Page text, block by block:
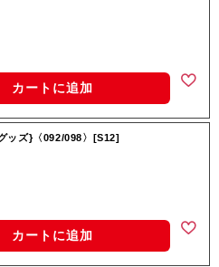
カートに追加
ッズ}〈092/098〉[S12]
カートに追加